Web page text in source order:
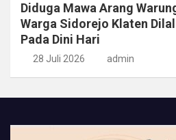
Diduga Mawa Arang
Warga Sidorejo Klaten
Pada Dini Hari
28 Juli 2026 admin